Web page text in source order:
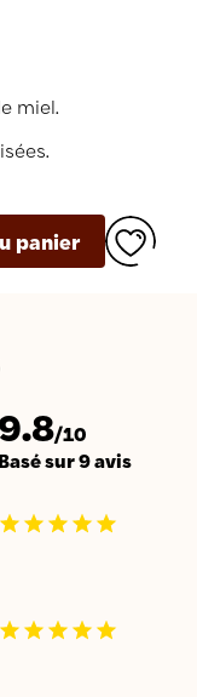
miel.
panier
9.8/10
Basé sur 9 avis